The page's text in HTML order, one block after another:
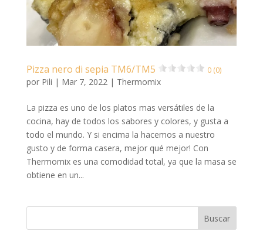
Pizza nero di sepia TM6/TM5 0 (0)
por Pili | Mar 7, 2022| Thermomix
La pizza es uno de los platos mas versátiles de la
cocina, hay de todos los sabores y colores, y gusta a
todo el mundo. Y si encima la hacemos a nuestro
gusto y de forma casera, mejor qué mejor! Con
Thermomix es una comodidad total, ya que la masa se
obtiene en un...